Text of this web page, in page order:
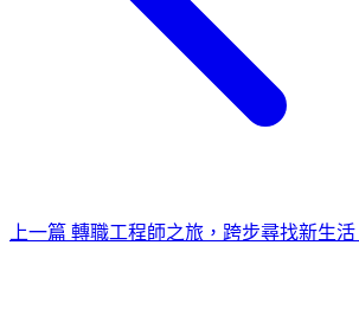
上一篇 轉職工程師之旅，跨步尋找新生活